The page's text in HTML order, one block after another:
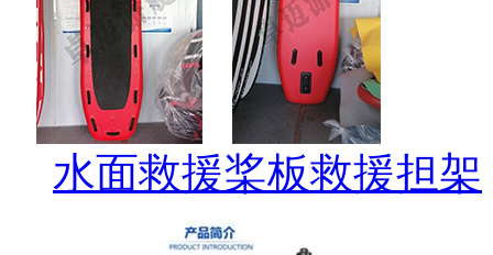
水面救援桨板救援担架